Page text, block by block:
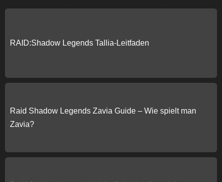
RAID:Shadow Legends Tallia-Leitfaden
Raid Shadow Legends Zavia Guide – Wie spielt man
Zavia?